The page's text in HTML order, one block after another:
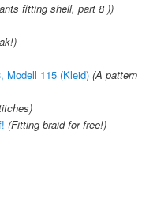
fitting shell, part 8 ))
Modell 115 (Kleid) (A pattern
(Fitting braid for free!)